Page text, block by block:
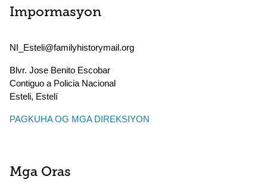
Impormasyon
NI_Esteli@familyhistorymail.org
Blvr. Jose Benito Escobar
Contiguo a Policia Nacional
Esteli, Estelí
PAGKUHA OG MGA DIREKSIYON
Mga Oras